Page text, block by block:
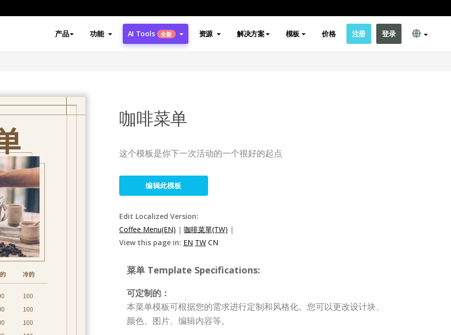
产品 功能 AI Tools 全新 资源 解决方案 模板 价格 注册 登录
咖啡菜单
这个模板是你下一次活动的一个很好的起点
编辑此模板
Edit Localized Version:
Coffee Menu(EN) | 咖啡菜單(TW) |
View this page in: EN TW CN
菜单 Template Specifications:
可定制的：
本菜单模板可根据您的需求进行定制和风格化。您可以更改设计块、
颜色、图片、编辑内容等。